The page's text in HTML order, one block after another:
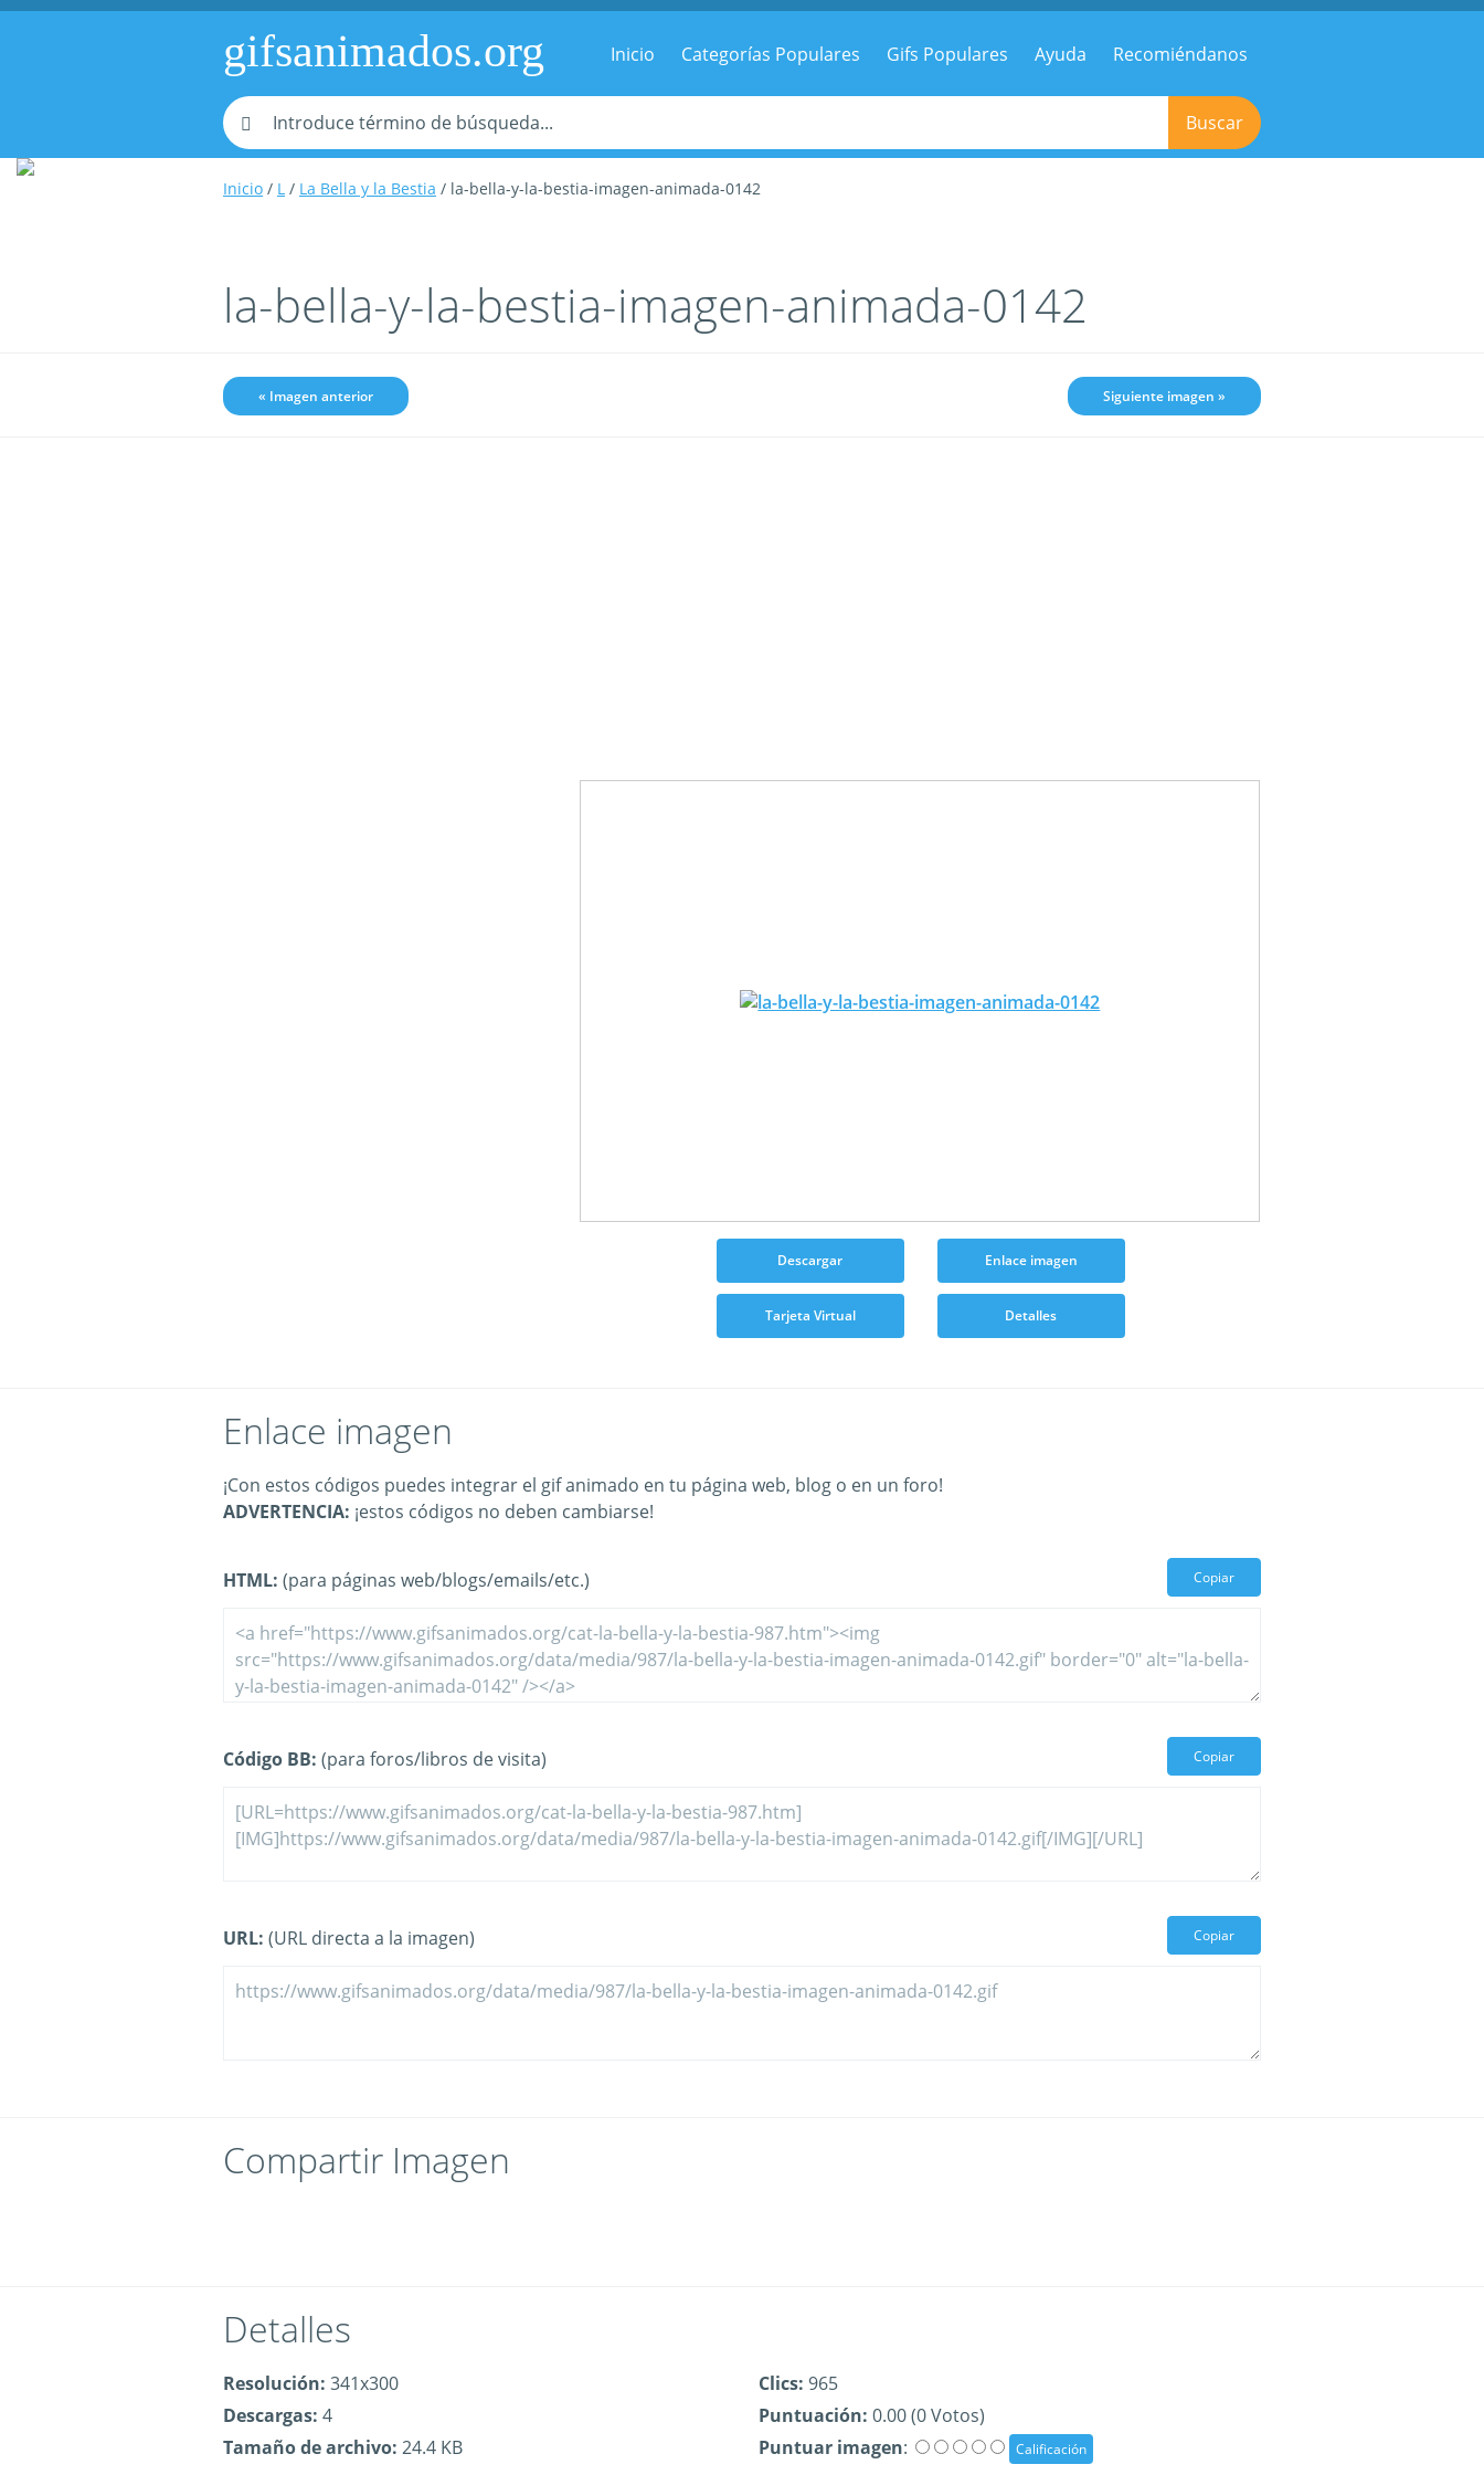
gifsanimados.org Inicio Categorías Populares Gifs Populares Ayuda Recomiéndanos
Buscar
Inicio / L / La Bella y la Bestia / la-bella-y-la-bestia-imagen-animada-0142
la-bella-y-la-bestia-imagen-animada-0142
« Imagen anterior Siguiente imagen »
Descargar Enlace imagen
Tarjeta Virtual Detalles
Enlace imagen
¡Con estos códigos puedes integrar el gif animado en tu página web, blog o en un foro!
ADVERTENCIA: ¡estos códigos no deben cambiarse!
HTML: (para páginas web/blogs/emails/etc.) Copiar
Código BB: (para foros/libros de visita) Copiar
URL: (URL directa a la imagen) Copiar
Compartir Imagen
Detalles
Resolución: 341x300
Descargas: 4
Tamaño de archivo: 24.4 KB
Clics: 965
Puntuación: 0.00 (0 Votos)
Puntuar imagen: